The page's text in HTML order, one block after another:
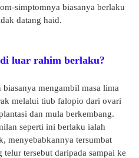
simptomnya biasanya berlaku
datang haid.
luar rahim berlaku?
mengambil masa lima
melalui tiub falopio dari ovari
dan mula berkembang.
seperti ini berlaku ialah
menyebabkannya tersumbat
telur tersebut daripada sampai ke